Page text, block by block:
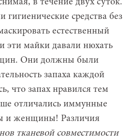
средства без
естественный
эти майки давали нюхать
Они должны были
запаха каждой
что запах нравился тем
отличались иммунные
и женщины! Различия
тканевой совместимости